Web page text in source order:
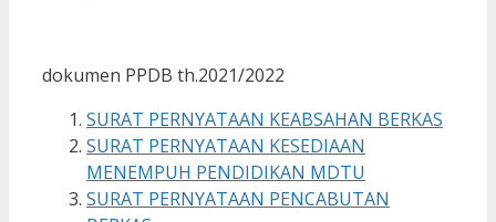
dokumen PPDB th.2021/2022
SURAT PERNYATAAN KEABSAHAN BERKAS
SURAT PERNYATAAN KESEDIAAN
MENEMPUH PENDIDIKAN MDTU
SURAT PERNYATAAN PENCABUTAN